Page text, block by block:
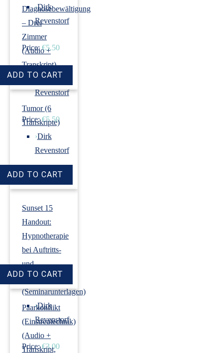
›Dirk
Revenstorf
Price: €5.50
Diagnosebewältigung
– Drei
Zimmer
(Audio +
Transkript)
›Dirk
Revenstorf
Price: €5.50
Tumor (6
Transkripte)
›Dirk
Revenstorf
Price: €18.00
Sunset 15
Handout:
Hypnotherapie
bei Auftritts-
und
Prüfungsangst
(Seminarunterlagen)
›Dirk
Revenstorf
Price: €3.00
Paarkonflikt
(Einstreutechnik)
(Audio +
Transkript,